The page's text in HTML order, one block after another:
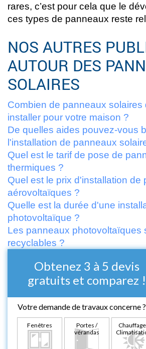
rares, c’est pour cela que le
ces types de panneaux reste
NOS AUTRES
AUTOUR DES
SOLAIRES
Combien de panneaux solaires
installer pour votre maison ?
De quelles aides pouvez-vous
l'installation de panneaux
Quel est le tarif de pose de
thermiques ?
Quel est le prix d'installation de
aérovoltaïques ?
Quelle est la durée d'une
photovoltaïque ?
Les panneaux photovoltaïques
recyclables ?
Obtenez 3 à 5 devis
gratuits et comparez !
Votre demande de travaux concerne ?
Fenêtres
Portes /
vérandas